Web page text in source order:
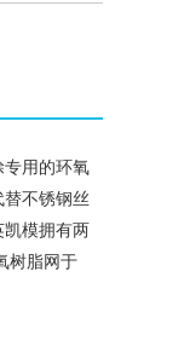
专用的环氧
不锈钢丝
凯模拥有两
树脂网于